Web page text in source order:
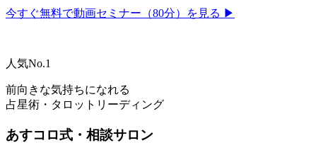
今すぐ無料で動画セミナー（80分）を見る ▶
人気No.1
前向きな気持ちになれる
占星術・タロットリーディング
あすコロ式・相談サロン